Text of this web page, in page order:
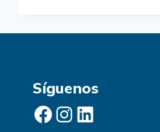
EL
DE
PELIGROS
Síguenos
Facebook Instagram LinkedIn